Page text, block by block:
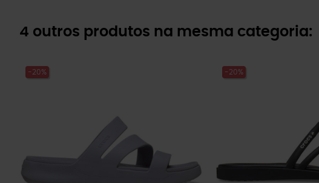
4 outros produtos na mesma categoria:
-20% -20%